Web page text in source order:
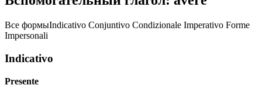
Все формыIndicativo Conjuntivo Condizionale Imperativo Forme
Impersonali
Indicativo
Presente